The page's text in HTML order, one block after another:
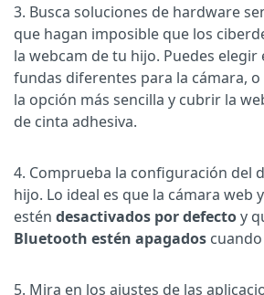
3. Busca soluciones de hardware
que hagan imposible que los
la webcam de tu hijo. Puedes elegir
fundas diferentes para la cámara,
la opción más sencilla y cubrir la
de cinta adhesiva.
4. Comprueba la configuración del
hijo. Lo ideal es que la cámara web
estén desactivados por defectoy
Bluetooth estén apagados
5. Mira en los ajustes de las